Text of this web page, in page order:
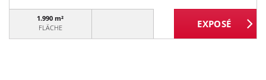
1.990 m²
FLÄCHE